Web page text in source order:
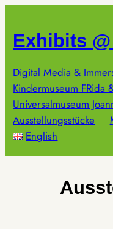
springen
Exhibits
Digital Media &
Kindermuseum FRida
Universalmuseum
Ausstellungsstücke
English